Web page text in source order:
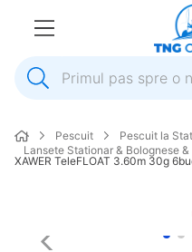
Primul pas spre o nouă
2.
elice
plumb
Pescuit
Pescuit la
Lansete Stationar & Bolognese
XAWER TeleFLOAT 3.60m 30g